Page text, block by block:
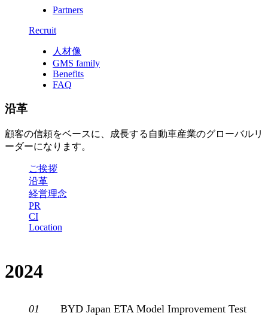
Partners
Recruit
人材像
GMS family
Benefits
FAQ
沿革
顧客の信頼をベースに、成長する自動車産業のグローバルリ
ーダーになります。
ご挨拶
沿革
経営理念
PR
CI
Location
2024
01
BYD Japan ETA Model Improvement Test